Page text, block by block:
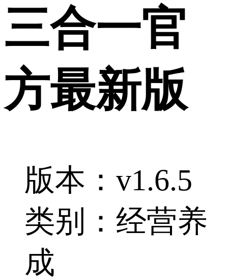
三合一官
方最新版
版本：v1.6.5
类别：经营养
成